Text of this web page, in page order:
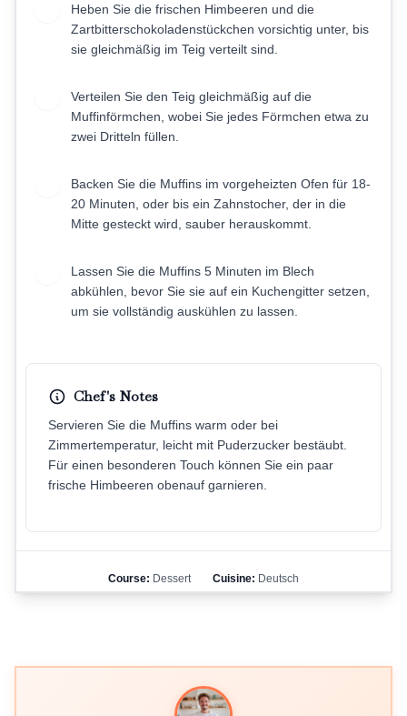
Heben Sie die frischen Himbeeren und die
Zartbitterschokoladenstückchen vorsichtig unter, bis
sie gleichmäßig im Teig verteilt sind.
Verteilen Sie den Teig gleichmäßig auf die
Muffinförmchen, wobei Sie jedes Förmchen etwa zu
zwei Dritteln füllen.
Backen Sie die Muffins im vorgeheizten Ofen für 18-
20 Minuten, oder bis ein Zahnstocher, der in die
Mitte gesteckt wird, sauber herauskommt.
Lassen Sie die Muffins 5 Minuten im Blech
abkühlen, bevor Sie sie auf ein Kuchengitter setzen,
um sie vollständig auskühlen zu lassen.
Chef's Notes
Servieren Sie die Muffins warm oder bei
Zimmertemperatur, leicht mit Puderzucker bestäubt.
Für einen besonderen Touch können Sie ein paar
frische Himbeeren obenauf garnieren.
Course: Dessert Cuisine: Deutsch